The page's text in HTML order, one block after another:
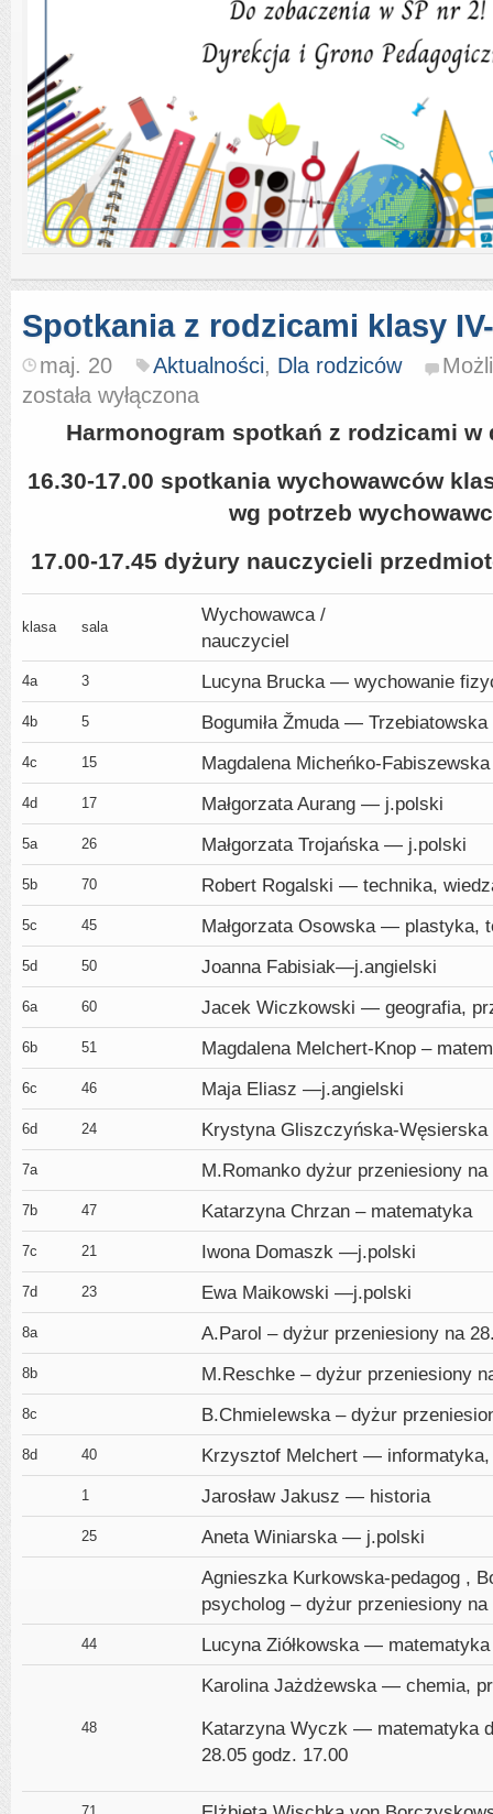
Spotkania z rodzicami klasy
maj. 20 Aktualności, Dla rodziców
została wyłączona
Harmonogram spotkań z rodzicami w
16.30-17.00 spotkania wychowawców
wg potrzeb
17.00-17.45 dyżury nauczycieli
klasa sala
Wychowawca /
4a 3 Lucyna Brucka — wychowanie
4b 5 Bogumiła Žmuda —
4c 15 Magdalena Micheńko-
4d 17 Małgorzata Aurang — j.polski
5a 26 Małgorzata Trojańska — j.polski
5b 70 Robert Rogalski — technika,
5c 45 Małgorzata Osowska — plastyka,
5d 50 Joanna Fabisiak—j.angielski
6a 60 Jacek Wiczkowski — geografia,
6b 51 Magdalena Melchert-Knop –
6c 46 Maja Eliasz —j.angielski
6d 24 Krystyna Gliszczyńska-
7a M.Romanko dyżur przeniesiony
7b 47 Katarzyna Chrzan – matematyka
7c 21 Iwona Domaszk —j.polski
7d 23 Ewa Maikowski —j.polski
8a A.Parol – dyżur przeniesiony na
8b M.Reschke – dyżur przeniesiony
8c B.ChmieIewska – dyżur
8d 40 Krzysztof Melchert —
1 Jarosław Jakusz — historia
25
Aneta Winiarska — j.polski
Agnieszka Kurkowska-pedagog ,
psycholog – dyżur przeniesiony
44 Lucyna Ziółkowska — matematyka
48
Karolina Jażdżewska — chemia,
Katarzyna Wyczk — matematyka
28.05 godz. 17.00